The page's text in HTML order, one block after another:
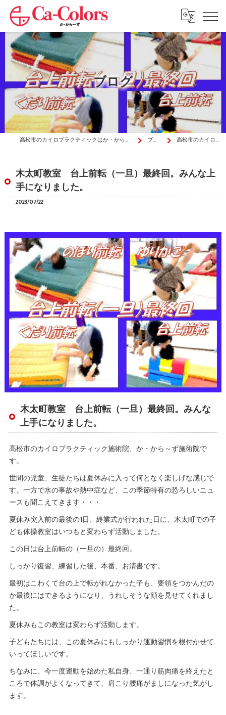
ブログ
高松市のカイロプラクティックはか・から～ず施術院 ブログ 高松市のカイロプラ…
木太町教室 台上前転（一旦）最終回。みんな上
手になりました。
2023/07/22
木太町教室 台上前転（一旦）最終回。みんな
上手になりました。
高松市のカイロプラクティック施術院、か・から～ず施術院で
す。
世間の児童、生徒たちは夏休みに入って何となく楽しげな感じで
す。一方で水の事故や熱中症など、この季節特有の恐ろしいニュ
ースも聞こえてきます・・・
夏休み突入前の最後の1日、終業式が行われた日に、木太町での子
ども体操教室はいつもと変わらず活動しました。
この日は台上前転の（一旦の）最終回。
しっかり復習、練習した後、本番、お清書です。
最初はこわくて台の上で転がれなかった子も、要領をつかんだの
か最後にはできるようになり、うれしそうな顔を見せてくれまし
た。
夏休みもこの教室は変わらず活動します。
子どもたちには、この夏休みにもしっかり運動習慣を根付かせて
いってほしいです。
ちなみに、今一度運動を始めた私自身、一通り筋肉痛を終えたと
ころで体調がよくなってきて、肩こり腰痛がましになった気がし
ます。